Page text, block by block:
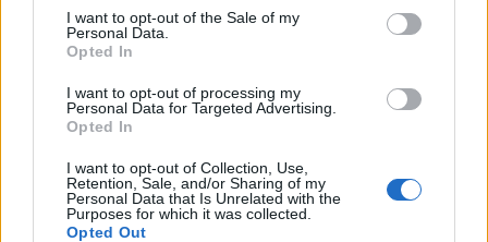
I want to opt-out of the Sale of my
Personal Data.
Opted In
I want to opt-out of processing my
Personal Data for Targeted Advertising.
Opted In
I want to opt-out of Collection, Use,
Retention, Sale, and/or Sharing of my
Personal Data that Is Unrelated with the
Purposes for which it was collected.
Opted Out
Легитимно прашање од секој
домаќин - ЌЕ ПОСКАПИ ЛИ
Карпош тргна во “чистка“:
ДИВОГРАДБИТЕ ВО ЗЛОКУЌАНИ